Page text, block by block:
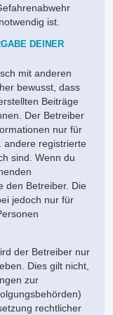
ist.
DEINER
mit anderen
bewusst, dass
Beiträge
Der Betreiber
nur für
andere registrierte
sind. Wenn du
den Betreiber. Die
jedoch nur für
der Betreiber nur
Dies gilt nicht,
zur
rechtlicher